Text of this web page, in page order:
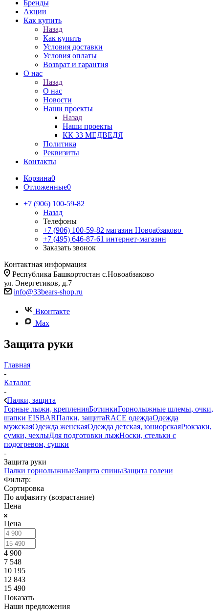
Бренды
Акции
Как купить
Назад
Как купить
Условия доставки
Условия оплаты
Возврат и гарантия
О нас
Назад
О нас
Новости
Наши проекты
Назад
Наши проекты
КК 33 МЕДВЕДЯ
Политика
Реквизиты
Контакты
Корзина0
Отложенные0
+7 (906) 100-59-82
Назад
Телефоны
+7 (906) 100-59-82 магазин Новоабзаково
+7 (495) 646-87-61 интернет-магазин
Заказать звонок
Контактная информация
Республика Башкортостан с.Новоабзаково
ул. Энергетиков, д.7
info@33bears-shop.ru
Вконтакте
Max
Защита руки
Главная
-
Каталог
-
Палки, защита
Горные лыжи, крепленияБотинкиГорнолыжные шлемы, очки,
шапки EISBARПалки, защитаRACE одеждаОдежда
мужскаяОдежда женскаяОдежда детская, юниорскаяРюкзаки,
сумки, чехлыДля подготовки лыжНоски, стельки с
подогревом, сушки
-
Защита руки
Палки горнолыжныеЗащита спиныЗащита голени
Фильтр:
Сортировка
По алфавиту (возрастание)
Цена
Цена
4 900
7 548
10 195
12 843
15 490
Показать
Наши предложения